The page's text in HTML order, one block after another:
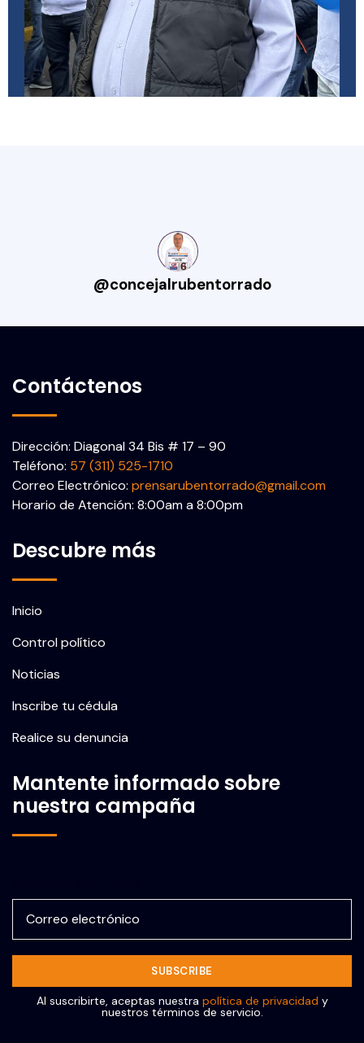
@concejalrubentorrado
Contáctenos
Dirección: Diagonal 34 Bis # 17 – 90
Teléfono: 57 (311) 525-1710
Correo Electrónico: prensarubentorrado@gmail.com
Horario de Atención: 8:00am a 8:00pm
Descubre más
Inicio
Control político
Noticias
Inscribe tu cédula
Realice su denuncia
Mantente informado sobre
nuestra campaña
Al suscribirte, aceptas nuestra política de privacidad y
nuestros términos de servicio.